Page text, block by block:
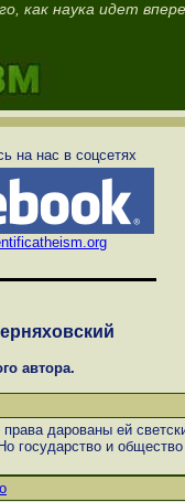
как наука идет
на нас в соцсетях
автора.
дарованы ей
государство и